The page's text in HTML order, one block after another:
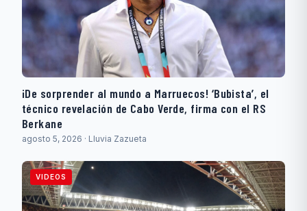
¡De sorprender al mundo a Marruecos! ‘Bubista’, el
técnico revelación de Cabo Verde, firma con el RS
Berkane
agosto 5, 2026 · Lluvia Zazueta
VIDEOS